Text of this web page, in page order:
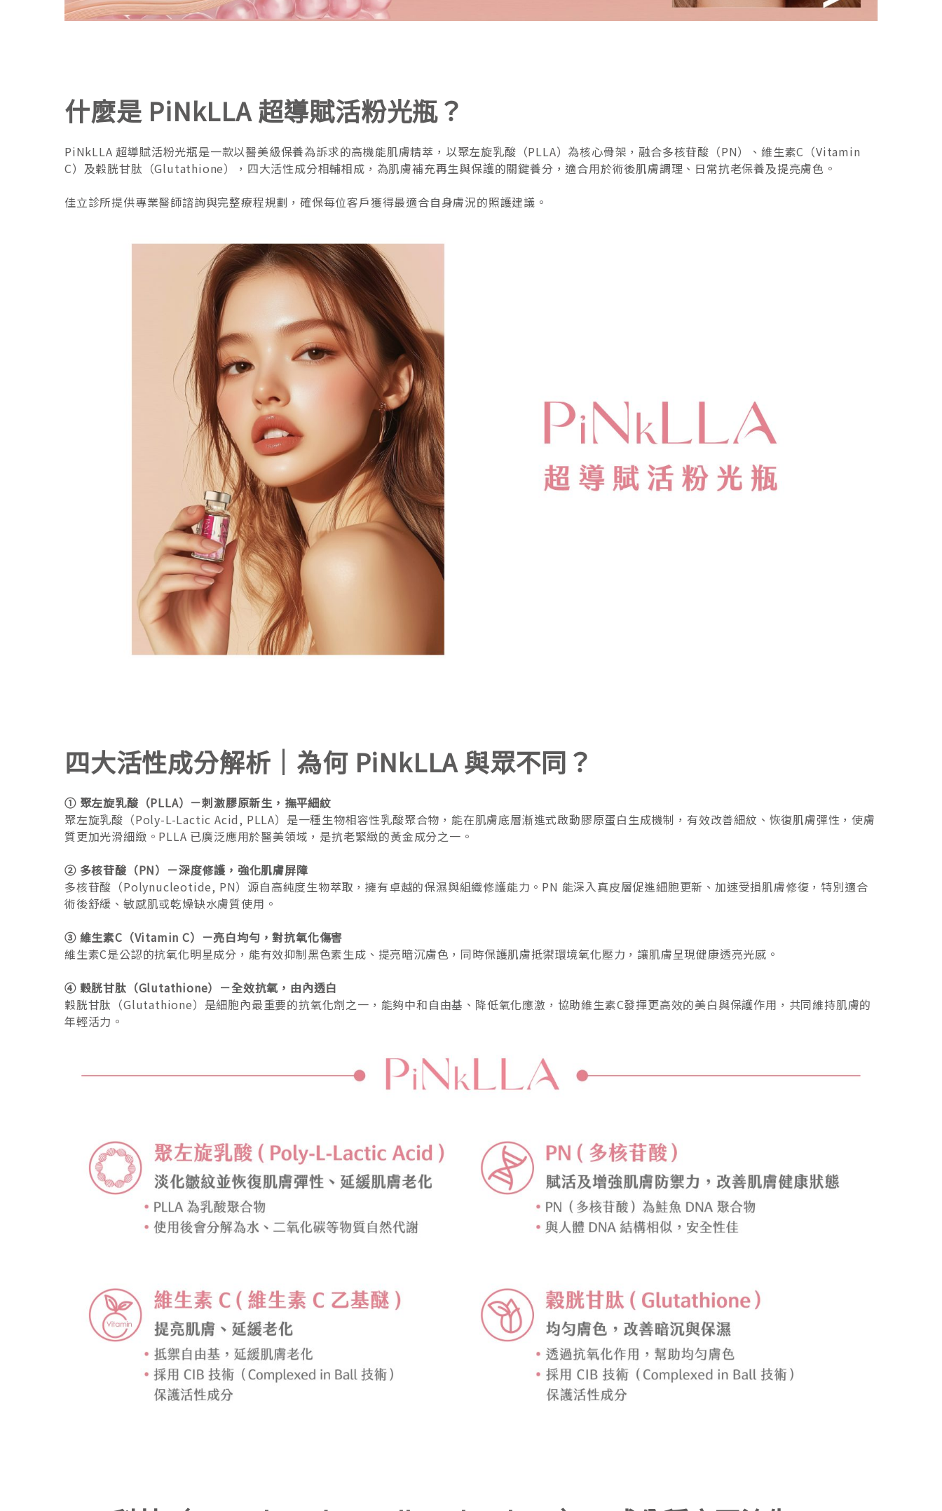
什麼是 PiNkLLA 超導賦活粉光瓶？
PiNkLLA 超導賦活粉光瓶是一款以醫美級保養為訴求的高機能肌膚精萃，以聚左旋乳酸（PLLA）為核心骨架，融合多核苷酸（PN）、維生素C（Vitamin
C）及穀胱甘肽（Glutathione），四大活性成分相輔相成，為肌膚補充再生與保護的關鍵養分，適合用於術後肌膚調理、日常抗老保養及提亮膚色。
佳立診所提供專業醫師諮詢與完整療程規劃，確保每位客戶獲得最適合自身膚況的照護建議。
四大活性成分解析｜為何 PiNkLLA 與眾不同？
① 聚左旋乳酸（PLLA）－刺激膠原新生，撫平細紋
聚左旋乳酸（Poly-L-Lactic Acid, PLLA）是一種生物相容性乳酸聚合物，能在肌膚底層漸進式啟動膠原蛋白生成機制，有效改善細紋、恢復肌膚彈性，使膚
質更加光滑細緻。PLLA 已廣泛應用於醫美領域，是抗老緊緻的黃金成分之一。
② 多核苷酸（PN）－深度修護，強化肌膚屏障
多核苷酸（Polynucleotide, PN）源自高純度生物萃取，擁有卓越的保濕與組織修護能力。PN 能深入真皮層促進細胞更新、加速受損肌膚修復，特別適合
術後舒緩、敏感肌或乾燥缺水膚質使用。
③ 維生素C（Vitamin C）－亮白均勻，對抗氧化傷害
維生素C是公認的抗氧化明星成分，能有效抑制黑色素生成、提亮暗沉膚色，同時保護肌膚抵禦環境氧化壓力，讓肌膚呈現健康透亮光感。
④ 穀胱甘肽（Glutathione）－全效抗氧，由內透白
穀胱甘肽（Glutathione）是細胞內最重要的抗氧化劑之一，能夠中和自由基、降低氧化應激，協助維生素C發揮更高效的美白與保護作用，共同維持肌膚的
年輕活力。